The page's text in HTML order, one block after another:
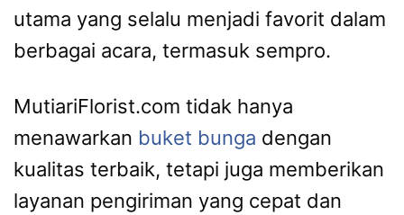
utama yang selalu menjadi favorit dalam
berbagai acara, termasuk sempro.
MutiariFlorist.com tidak hanya
menawarkan buket bunga dengan
kualitas terbaik, tetapi juga memberikan
layanan pengiriman yang cepat dan